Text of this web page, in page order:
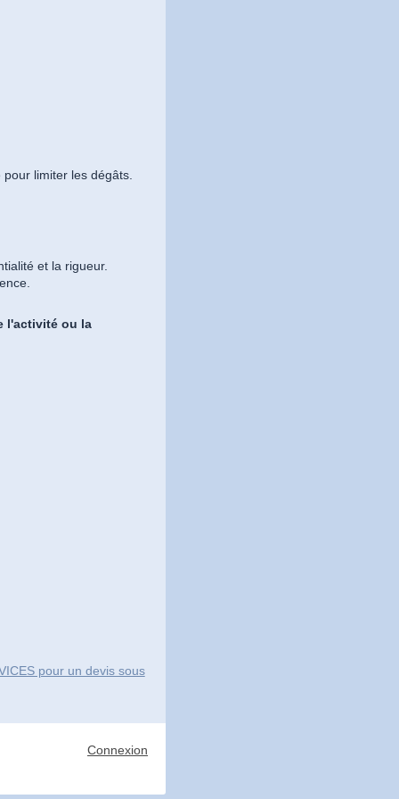
limiter les dégâts.
et la rigueur.
l'activité ou la
pour un devis sous
Connexion